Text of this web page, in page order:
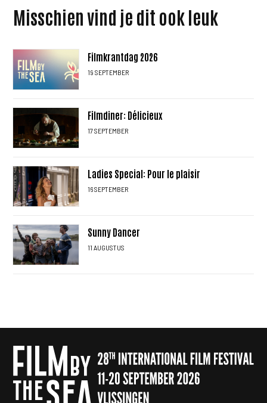
Misschien vind je dit ook leuk
Filmkrantdag 2026
19 SEPTEMBER
Filmdiner: Délicieux
17 SEPTEMBER
Ladies Special: Pour le plaisir
16 SEPTEMBER
Sunny Dancer
11 AUGUSTUS